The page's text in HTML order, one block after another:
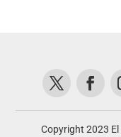
Copyright 2023 El